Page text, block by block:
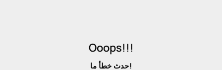
Ooops!!!
حدث خطأ ما!